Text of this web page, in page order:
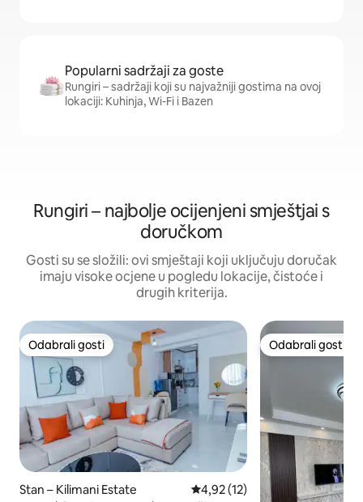
Popularni sadržaji za goste
Rungiri – sadržaji koji su najvažniji gostima na ovoj
lokaciji: Kuhinja, Wi-Fi i Bazen
Rungiri – najbolje ocijenjeni smještjai s
doručkom
Gosti su se složili: ovi smještaji koji uključuju doručak
imaju visoke ocjene u pogledu lokacije, čistoće i
drugih kriterija.
Odabrali gosti
Odabrali gosti
Stan – Kilimani Estate Prosječna ocjena: 4,92/5,
4,92 (12)
Odabrali gosti
Odabrali gosti